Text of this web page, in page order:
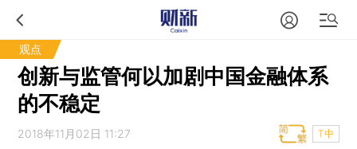
观点
创新与监管何以加剧中国金融体系
的不稳定
2018年11月02日 11:27 T中